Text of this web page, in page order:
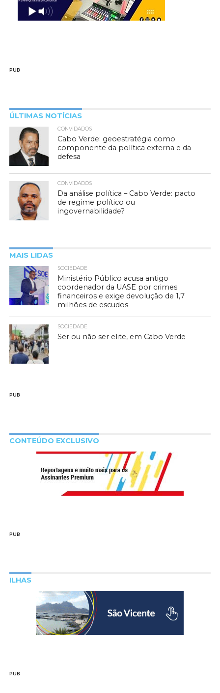
PUB
ÚLTIMAS NOTÍCIAS
CONVIDADOS
Cabo Verde: geoestratégia como
componente da política externa e da
defesa
CONVIDADOS
Da análise política – Cabo Verde: pacto
de regime político ou
ingovernabilidade?
MAIS LIDAS
SOCIEDADE
Ministério Público acusa antigo
coordenador da UASE por crimes
financeiros e exige devolução de 1,7
milhões de escudos
SOCIEDADE
Ser ou não ser elite, em Cabo Verde
PUB
CONTEÚDO EXCLUSIVO
PUB
ILHAS
PUB